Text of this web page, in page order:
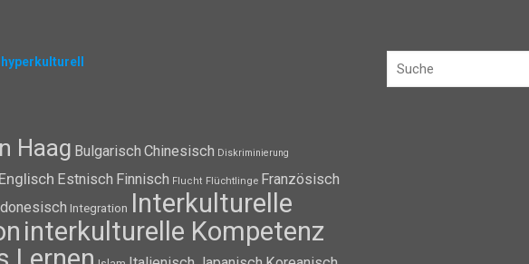
Haag Bulgarisch Chinesisch Diskriminierung
Englisch Estnisch Finnisch Flucht Flüchtlinge Französisch
Integration Interkulturelle
interkulturelle Kompetenz